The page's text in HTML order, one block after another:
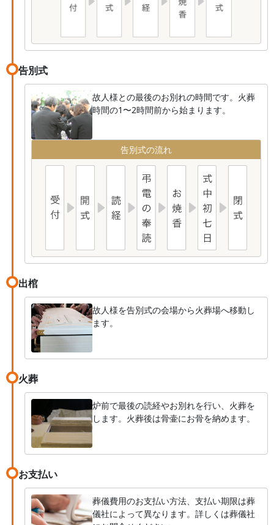
告別式
故人様との最後のお別れの時間です。火葬
時間の1〜2時間前から始まります。
告別式の流れ
出棺
故人様を告別式の会場から火葬場へ移動し
ます。
火葬
炉前で最後の読経やお別れを行い、火葬を
します。火葬後は骨壷にお骨を納めます。
お支払い
葬儀費用のお支払い方法、支払い期限は葬
儀社によって異なります。詳しくは葬儀社